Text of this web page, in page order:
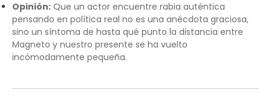
Opinión: Que un actor encuentre rabia auténtica
pensando en política real no es una anécdota graciosa,
sino un síntoma de hasta qué punto la distancia entre
Magneto y nuestro presente se ha vuelto
incómodamente pequeña.